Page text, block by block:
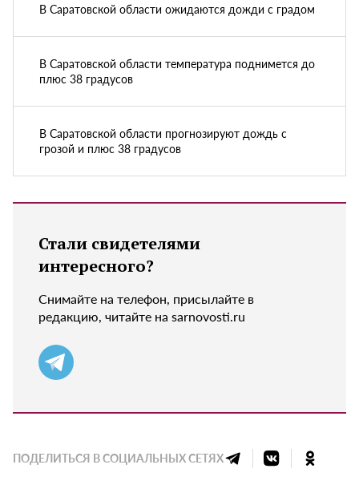
В Саратовской области ожидаются дожди с градом
В Саратовской области температура поднимется до
плюс 38 градусов
В Саратовской области прогнозируют дождь с
грозой и плюс 38 градусов
Стали свидетелями
интересного?
Снимайте на телефон, присылайте в
редакцию, читайте на sarnovosti.ru
ПОДЕЛИТЬСЯ В СОЦИАЛЬНЫХ СЕТЯХ